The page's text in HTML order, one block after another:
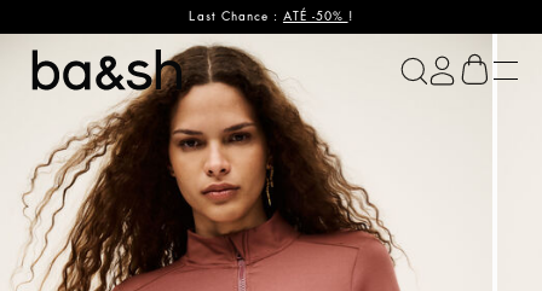
Last Chance : ATÉ -50% !
ba&sh